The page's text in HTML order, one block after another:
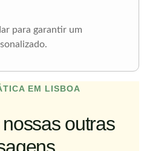
para garantir um
EM LISBOA
outras